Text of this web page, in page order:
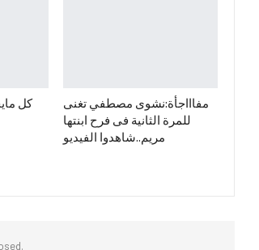
كل
مفاااجأة:نشوى مصطفي تغنى
للمرة الثانية فى فرح ابنتها
مريم..شاهدوا الفيديو